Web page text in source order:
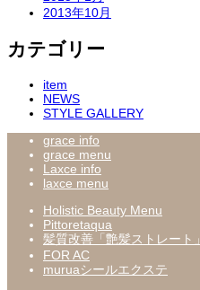
2013年10月
カテゴリー
item
NEWS
STYLE GALLERY
grace info
grace menu
Laxce info
laxce menu
Holistic Beauty Menu
Pittoretaqua
髪質改善「艶髪ストレート」
FOR AC
muruaシールエクステ